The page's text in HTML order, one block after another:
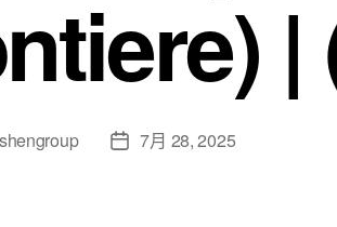
|
7月 28, 2025